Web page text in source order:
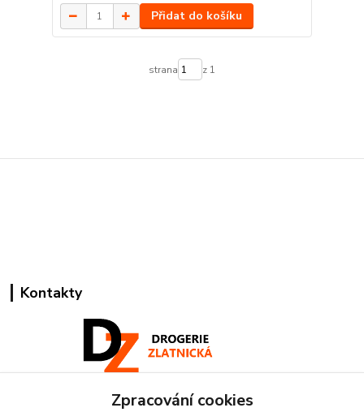
Přidat do košíku
strana z 1
Kontakty
Pracovní doba:Zpracování cookies